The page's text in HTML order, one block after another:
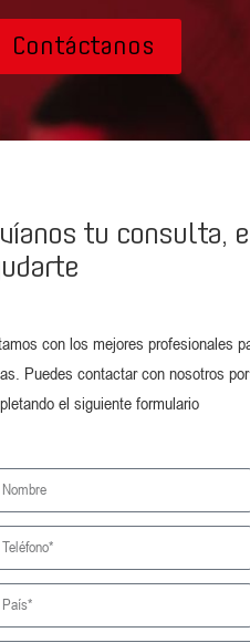
Contáctanos
tu consulta,
con los mejores profesionales
Puedes contactar con nosotros
el siguiente formulario